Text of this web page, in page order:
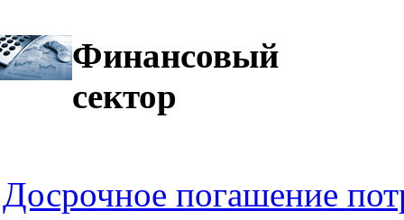
Финансовый
сектор
Досрочное погашение